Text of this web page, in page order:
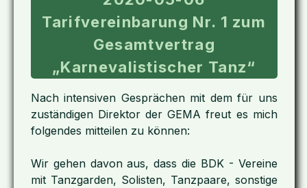
Tarifvereinbarung Nr. 1 zum
Gesamtvertrag
„Karnevalistischer Tanz“
Nach intensiven Gesprächen mit dem für uns
zuständigen Direktor der GEMA freut es mich
folgendes mitteilen zu können:
Wir gehen davon aus, dass die BDK - Vereine
mit Tanzgarden, Solisten, Tanzpaare, sonstige